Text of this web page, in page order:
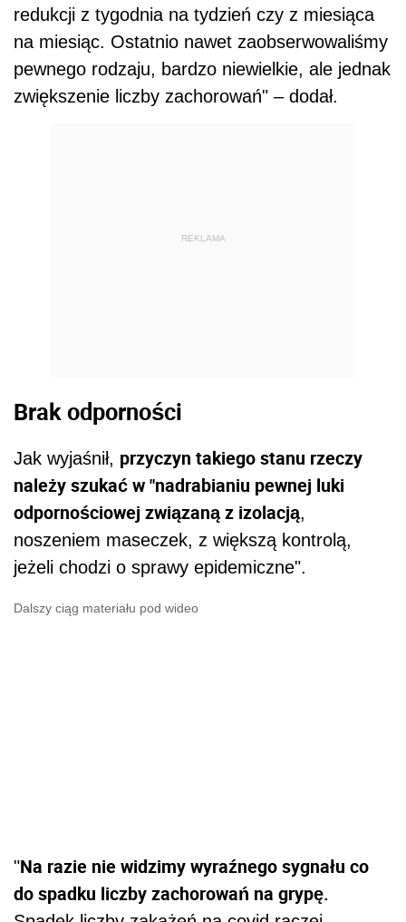
redukcji z tygodnia na tydzień czy z miesiąca
na miesiąc. Ostatnio nawet zaobserwowaliśmy
pewnego rodzaju, bardzo niewielkie, ale jednak
zwiększenie liczby zachorowań" – dodał.
REKLAMA
Brak odporności
Jak wyjaśnił, przyczyn takiego stanu rzeczy
należy szukać w "nadrabianiu pewnej luki
odpornościowej związaną z izolacją,
noszeniem maseczek, z większą kontrolą,
jeżeli chodzi o sprawy epidemiczne".
Dalszy ciąg materiału pod wideo
"Na razie nie widzimy wyraźnego sygnału co
do spadku liczby zachorowań na grypę.